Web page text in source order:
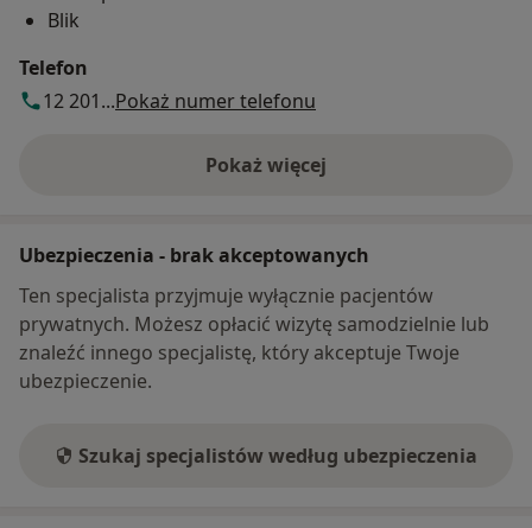
Blik
Telefon
12 201...Pokaż numer telefonu
Pokaż więcej
o adresie
Ubezpieczenia - brak akceptowanych
Ten specjalista przyjmuje wyłącznie pacjentów
prywatnych. Możesz opłacić wizytę samodzielnie lub
znaleźć innego specjalistę, który akceptuje Twoje
ubezpieczenie.
Szukaj specjalistów według ubezpieczenia